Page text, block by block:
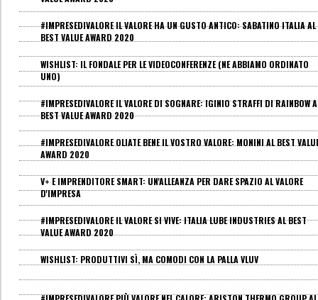
#IMPRESEDIVALORE IL VALORE HA UN GUSTO ANTICO: SABATINO ITALIA AL
BEST VALUE AWARD 2020
WISHLIST: IL FONDALE PER LE VIDEOCONFERENZE (NE ABBIAMO ORDINATO
UNO)
#IMPRESEDIVALORE IL VALORE DI SOGNARE: IGINIO STRAFFI DI RAINBOW
BEST VALUE AWARD 2020
#IMPRESEDIVALORE OLIATE BENE IL VOSTRO VALORE: MONINI AL BEST
AWARD 2020
V+ E IMPRENDITORE SMART: UN'ALLEANZA PER DARE SPAZIO AL VALORE
D'IMPRESA
#IMPRESEDIVALORE IL VALORE SI VIVE: ITALIA LUBE INDUSTRIES AL BEST
VALUE AWARD 2020
WISHLIST: PRODUTTIVI SÌ, MA COMODI CON LA PALLA VLUV